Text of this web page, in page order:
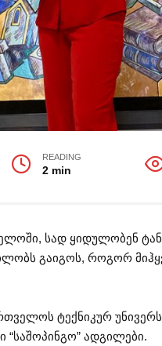
READING
2 min
სად ყიდულობენ
გაიგოს, როგორ
ტექნიკურ
ადგილები.